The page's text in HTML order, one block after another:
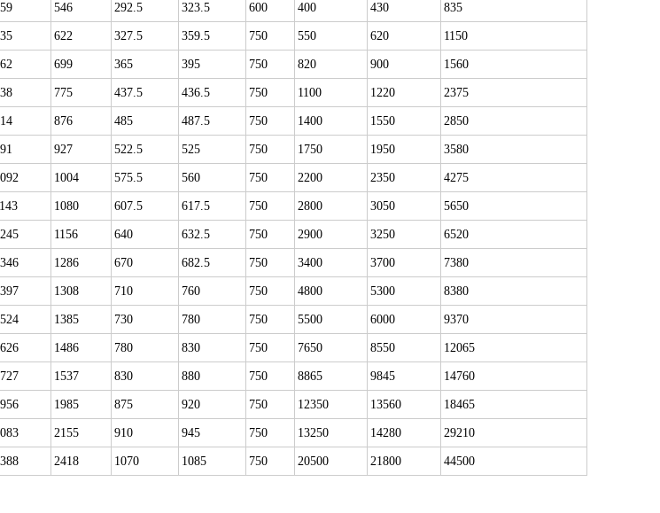
546 292.5 323.5 600 400 430 835
622 327.5 359.5 750 550 620 1150
699 365 395 750 820 900 1560
775 437.5 436.5 750 1100 1220 2375
876 485 487.5 750 1400 1550 2850
927 522.5 525 750 1750 1950 3580
1004 575.5 560 750 2200 2350 4275
1080 607.5 617.5 750 2800 3050 5650
1156 640 632.5 750 2900 3250 6520
1286 670 682.5 750 3400 3700 7380
1308 710 760 750 4800 5300 8380
1385 730 780 750 5500 6000 9370
1486 780 830 750 7650 8550 12065
1537 830 880 750 8865 9845 14760
1985 875 920 750 12350 13560 18465
2155 910 945 750 13250 14280 29210
2418 1070 1085 750 20500 21800 44500